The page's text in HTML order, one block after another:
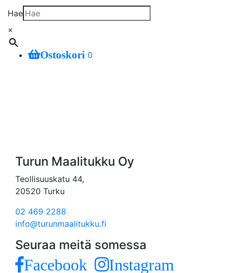
Hae
×
Ostoskori 0
Turun Maalitukku Oy
Teollisuuskatu 44,
20520 Turku
02 469 2288
info@turunmaalitukku.fi
Seuraa meitä somessa
Facebook Instagram